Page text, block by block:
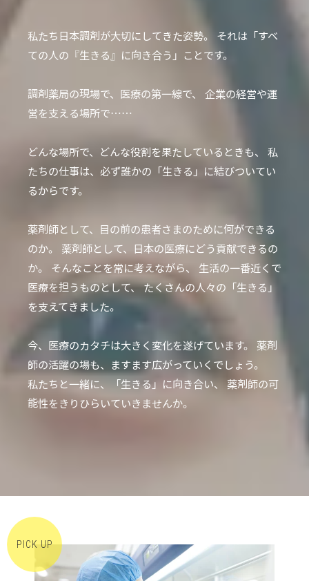
私たち日本調剤が大切にしてきた姿勢。
それは「すべ
ての人の『生きる』に向き合う」ことです。
調剤薬局の現場で、医療の第一線で、
企業の経営や運
営を支える場所で……
どんな場所で、どんな役割を果たしているときも、
私
たちの仕事は、必ず誰かの「生きる」に結びついてい
るからです。
薬剤師として、目の前の患者さまのために何ができる
のか。
薬剤師として、日本の医療にどう貢献できるの
か。
そんなことを常に考えながら、
生活の一番近くで
医療を担うものとして、たくさんの人々の「生きる」
を支えてきました。
今、医療のカタチは大きく変化を遂げています。
薬剤
師の活躍の場も、ますます広がっていくでしょう。
私たちと一緒に、「生きる」に向き合い、
薬剤師の可
能性をきりひらいていきませんか。